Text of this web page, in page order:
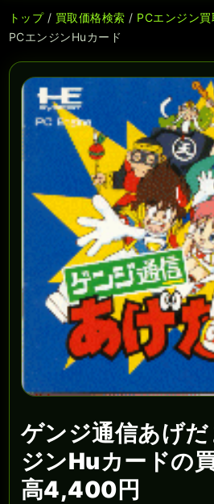
トップ/ 買取価格検索 / PCエンジン買
PCエンジンHuカード
ゲンジ通信あげ
ジンHuカードの
高4,400円